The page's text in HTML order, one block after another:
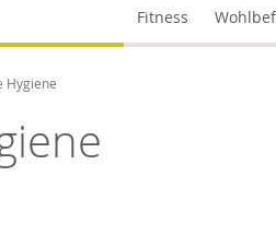
Fitness
Hygiene